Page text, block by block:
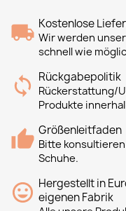
Kostenlose
Wir werden
schnell wie
Rückgabepolitik
Rückerstattung/
Produkte
Größenleitfaden
Bitte
Schuhe.
Hergestellt in
eigenen Fabrik